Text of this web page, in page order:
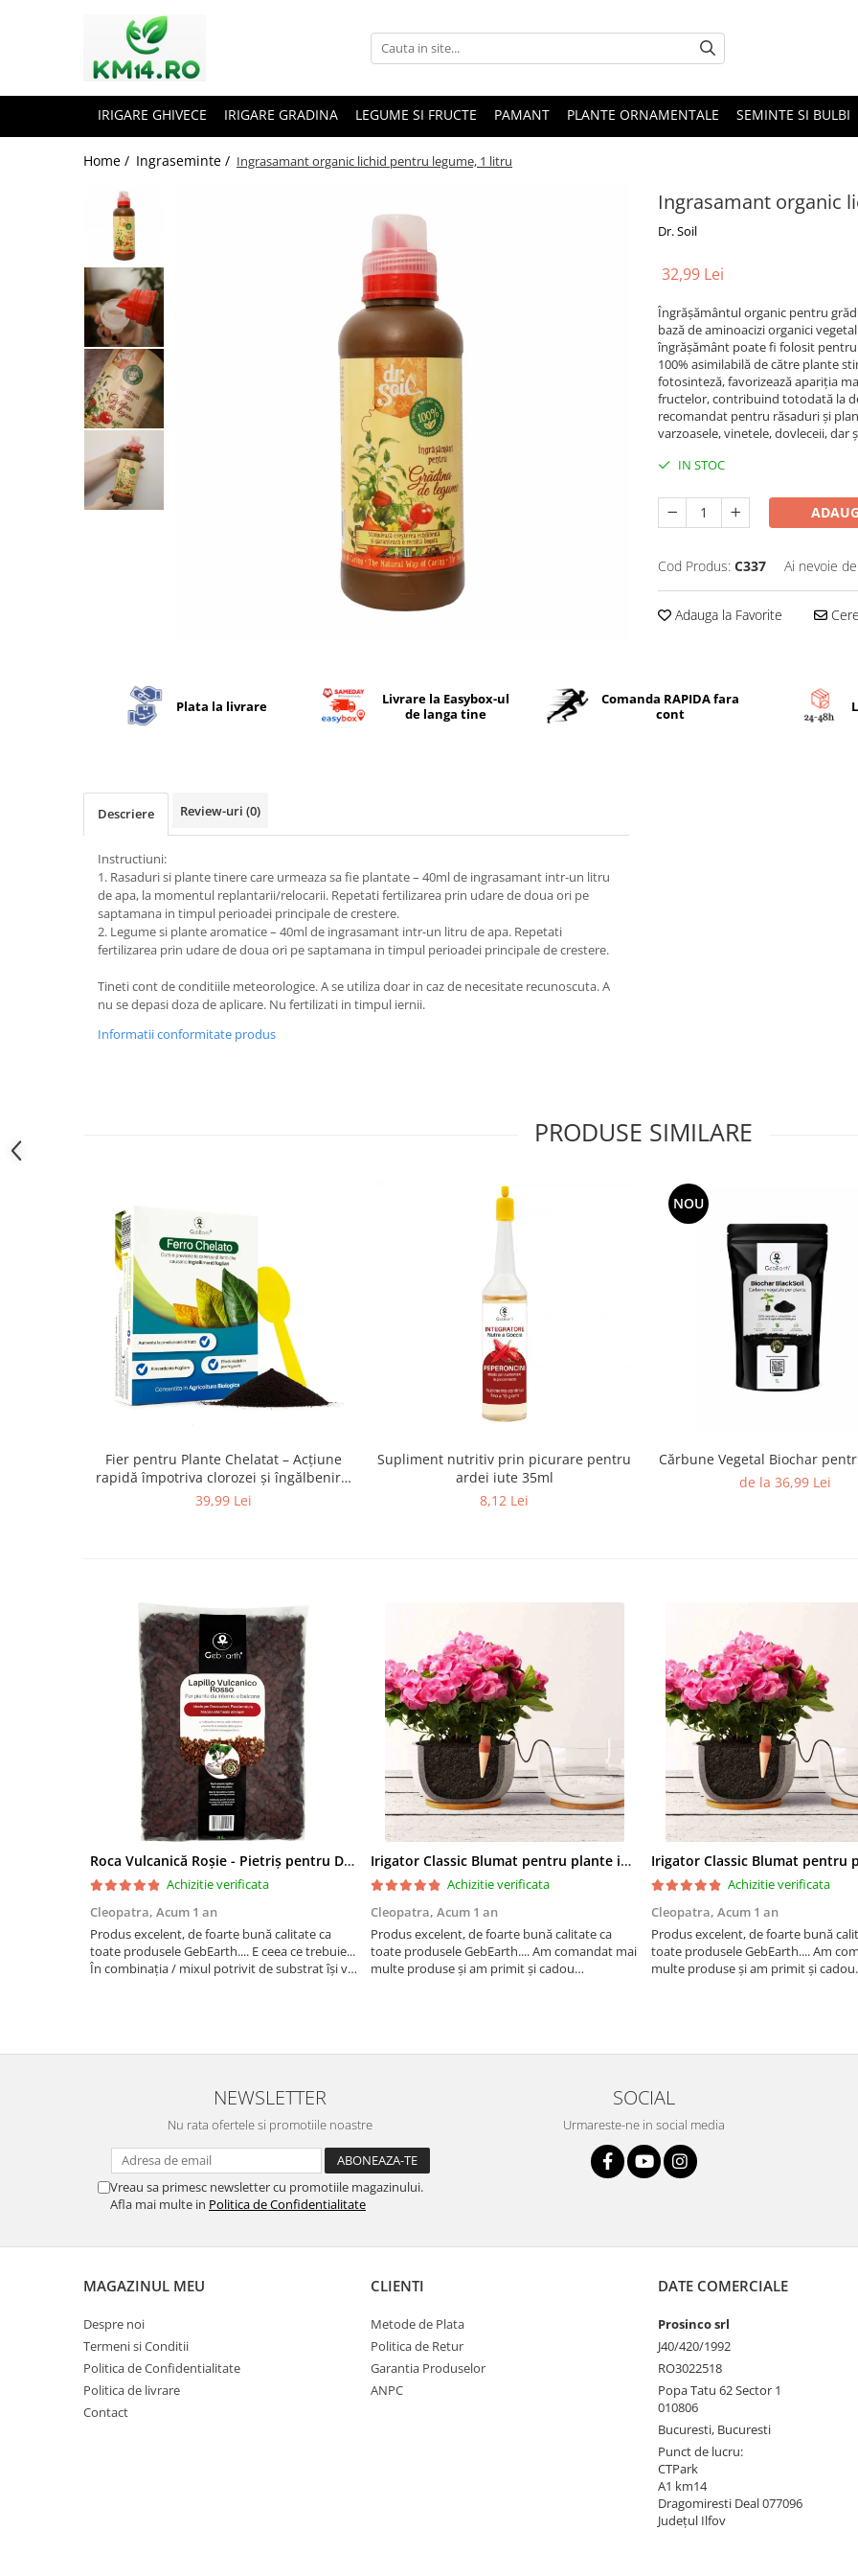
IRIGARE GHIVECE IRIGARE GRADINA LEGUME SI FRUCTE PAMANT PLANTE ORNAMENTALE SEMINTE SI BULBI
Home / Ingraseminte / Ingrasamant organic lichid pentru legume, 1 litru
Ingrasamant organic
Dr. Soil
Facebook
32,99 Lei
Îngrășământul organic pentru
bază de aminoacizi organici
îngrășământ poate fi folosit
100% asimilabilă de către plante
fotosinteză, favorizează apariția
fructelor, contribuind totodată la
recomandat pentru răsaduri și
varzoasele, vinetele, dovleceii,
IN STOC
Cod Produs: C337 Ai nevoie
Adauga la Favorite
Plata la livrare
Livrare la Easybox-ul
de langa tine
Comanda RAPIDA fara
cont
Descriere Review-uri (0)
Instructiuni:
1. Rasaduri si plante tinere care urmeaza sa fie plantate – 40ml de ingrasamant intr-un litru
de apa, la momentul replantarii/relocarii. Repetati fertilizarea prin udare de doua ori pe
saptamana in timpul perioadei principale de crestere.
2. Legume si plante aromatice – 40ml de ingrasamant intr-un litru de apa. Repetati
fertilizarea prin udare de doua ori pe saptamana in timpul perioadei principale de crestere.
Tineti cont de conditiile meteorologice. A se utiliza doar in caz de necesitate recunoscuta. A
nu se depasi doza de aplicare. Nu fertilizati in timpul iernii.
Informatii conformitate produs
PRODUSE SIMILARE
Fier pentru Plante Chelatat – Acțiune
rapidă împotriva clorozei și îngălbenirii,
ideal pentru legume, plante
39,99 Lei
Supliment nutritiv prin picurare pentru
ardei iute 35ml
8,12 Lei
NOU
Cărbune Vegetal Biochar
de la 36,99 Lei
Roca Vulcanică Roșie - Pietriș pentru Drenaj, Aerare si Decorativ
Achizitie verificata
Cleopatra, Acum 1 an
Produs excelent, de foarte bună calitate ca
toate produsele GebEarth.... E ceea ce trebuie...
În combinația / mixul potrivit de substrat își va
Irigator Classic Blumat pentru plante in ghiveci, debit 75ml pana la 125 ml/24 h
Achizitie verificata
Cleopatra, Acum 1 an
Produs excelent, de foarte bună calitate ca
toate produsele GebEarth.... Am comandat mai
multe produse și am primit și cadou
Achizitie verificata
Cleopatra, Acum 1 an
Produs excelent, de foarte bună
toate produsele GebEarth.... Am
multe produse și am primit și cadou
NEWSLETTER
Nu rata ofertele si promotiile noastre
Vreau sa primesc newsletter cu promotiile magazinului.
Afla mai multe in Politica de Confidentialitate
SOCIAL
Urmareste-ne in social media
MAGAZINUL MEU
Despre noi
Termeni si Conditii
Politica de Confidentialitate
Politica de livrare
Contact
CLIENTI
Metode de Plata
Politica de Retur
Garantia Produselor
ANPC
DATE COMERCIALE
Prosinco srl
J40/420/1992
RO3022518
Popa Tatu 62 Sector 1
010806
Bucuresti, Bucuresti
Punct de lucru:
CTPark
A1 km14
Dragomiresti Deal 077096
Județul Ilfov